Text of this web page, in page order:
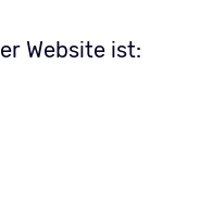
Website ist: